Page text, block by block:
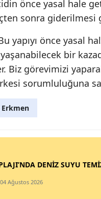
önce yasal hale
sonra
yapıyı önce yasal
bir
Biz görevimizi
sorumluluğuna
Erkmen
DENİZ SUYU
Ağustos 2026